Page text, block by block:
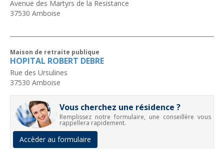
Avenue des Martyrs de la Resistance
37530 Amboise
Maison de retraite publique
HOPITAL ROBERT DEBRE
Rue des Ursulines
37530 Amboise
Vous cherchez une résidence ?
Remplissez notre formulaire, une conseillère vous
rappellera rapidement.
Accèder au formulaire